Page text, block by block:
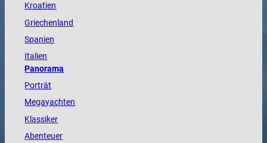
Kroatien
Griechenland
Spanien
Italien
Panorama
Porträt
Megayachten
Klassiker
Abenteuer